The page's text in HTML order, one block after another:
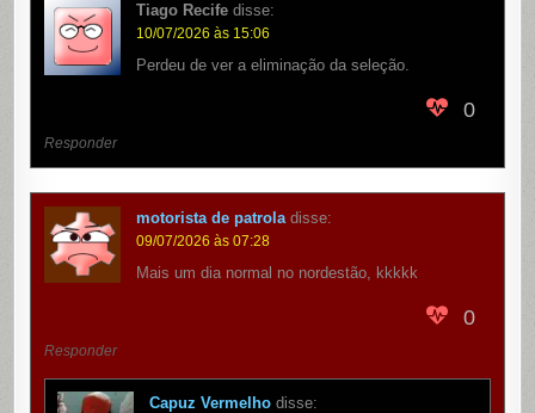
Tiago Recife disse:
10/07/2026 às 15:06
Perdeu de ver a eliminação da seleção.
0
Responder
motorista de patrola disse:
09/07/2026 às 07:28
Mais um dia normal no nordestão, kkkkk
0
Responder
Capuz Vermelho disse: